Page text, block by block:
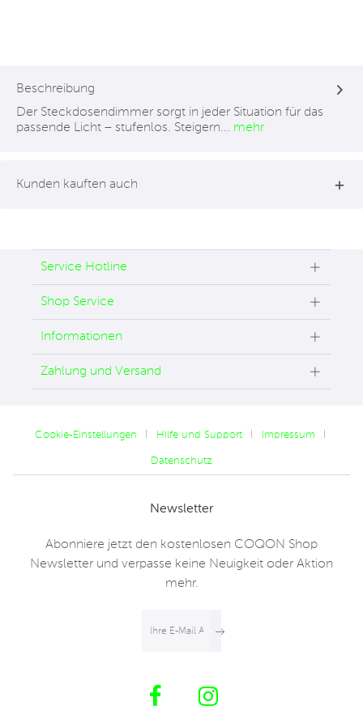
Beschreibung
Der Steckdosendimmer sorgt in jeder Situation für das
passende Licht – stufenlos. Steigern... mehr
Kunden kauften auch
Service Hotline
Shop Service
Informationen
Zahlung und Versand
Cookie-Einstellungen Hilfe und Support Impressum
Datenschutz
Newsletter
Abonniere jetzt den kostenlosen COQON Shop
Newsletter und verpasse keine Neuigkeit oder Aktion
mehr.